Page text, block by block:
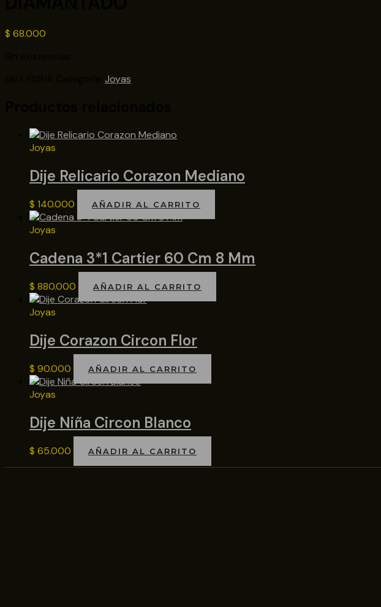
$ 68.000
Joyas
Joyas
Dije Relicario Corazon Mediano
$ 140.000 AÑADIR AL CARRITO
Joyas
Cadena 3*1 Cartier 60 Cm 8 Mm
$ 880.000 AÑADIR AL CARRITO
Joyas
Dije Corazon Circon Flor
$ 90.000 AÑADIR AL CARRITO
Joyas
Dije Niña Circon Blanco
$ 65.000 AÑADIR AL CARRITO